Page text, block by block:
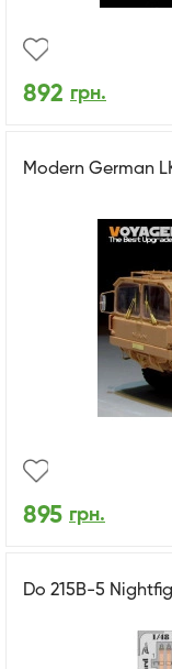
892 грн.
Modern German
895 грн.
Do 215B-5